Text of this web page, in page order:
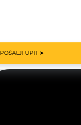
POŠALJI UPIT ➤